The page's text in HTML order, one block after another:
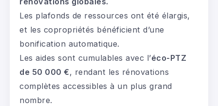
Les plafonds de ressources ont été élargis,
et les copropriétés bénéficient d’une
bonification automatique.
Les aides sont cumulables avec l’éco-PTZ
de 50 000 €, rendant les rénovations
complètes accessibles à un plus grand
nombre.